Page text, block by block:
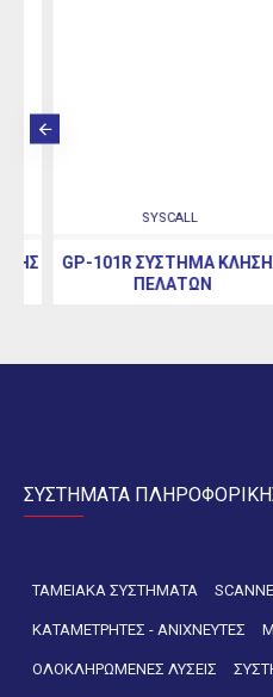
SYSCALL
GP-101R ΣΎΣΤΗΜΑ ΚΛΉΣΗΣ
ΠΕΛΑΤΏΝ
ΣΥΣΤΗΜΑΤΑ
ΤΑΜΕΙΑΚΑ ΣΥΣΤΗΜΑΤΑ
ΚΑΤΑΜΕΤΡΗΤΕΣ - ΑΝΙΧΝΕΥΤΕΣ
ΟΛΟΚΛΗΡΩΜΕΝΕΣ ΛΥΣΕΙΣ